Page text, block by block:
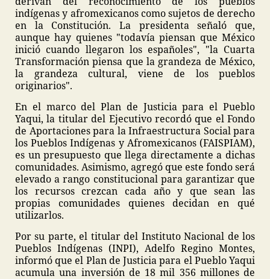
indígenas y afromexicanos como sujetos de derecho
en la Constitución. La presidenta señaló que,
aunque hay quienes "todavía piensan que México
inició cuando llegaron los españoles", "la Cuarta
Transformación piensa que la grandeza de México,
la grandeza cultural, viene de los pueblos
originarios".
En el marco del Plan de Justicia para el Pueblo
Yaqui, la titular del Ejecutivo recordó que el Fondo
de Aportaciones para la Infraestructura Social para
los Pueblos Indígenas y Afromexicanos (FAISPIAM),
es un presupuesto que llega directamente a dichas
comunidades. Asimismo, agregó que este fondo será
elevado a rango constitucional para garantizar que
los recursos crezcan cada año y que sean las
propias comunidades quienes decidan en qué
utilizarlos.
Por su parte, el titular del Instituto Nacional de los
Pueblos Indígenas (INPI), Adelfo Regino Montes,
informó que el Plan de Justicia para el Pueblo Yaqui
acumula una inversión de 18 mil 356 millones de